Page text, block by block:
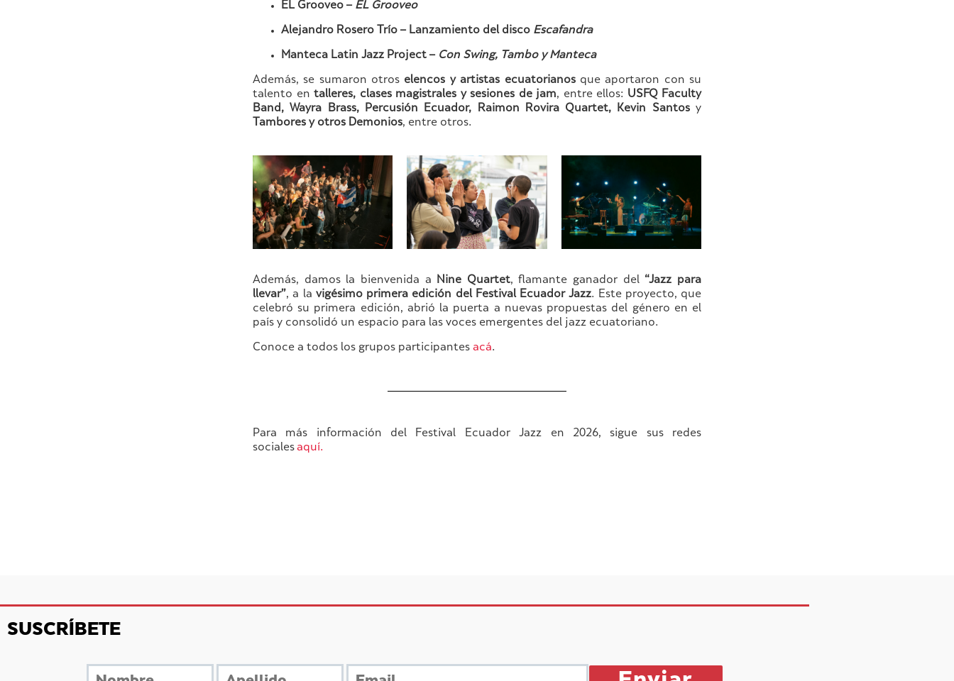
EL Grooveo – EL Grooveo
Alejandro Rosero Trío – Lanzamiento del disco Escafandra
Manteca Latin Jazz Project – Con Swing, Tambo y Manteca
Además, se sumaron otros elencos y artistas ecuatorianosque aportaron con su
talento en talleres, clases magistrales y sesiones de jam, entre ellos: USFQ Faculty
Band, Wayra Brass, Percusión Ecuador, Raimon Rovira Quartet, Kevin Santosy
Tambores y otros Demonios, entre otros.
Además, damos la bienvenida a Nine Quartet, flamante ganador del “Jazz para
llevar”, a la vigésimo primera edición del Festival Ecuador Jazz. Este proyecto, que
celebró su primera edición, abrió la puerta a nuevas propuestas del género en el
país y consolidó un espacio para las voces emergentes del jazz ecuatoriano.
Conoce a todos los grupos participantes acá.
Para más información del Festival Ecuador Jazz en 2026, sigue sus redes
sociales aquí.
SUSCRÍBETE